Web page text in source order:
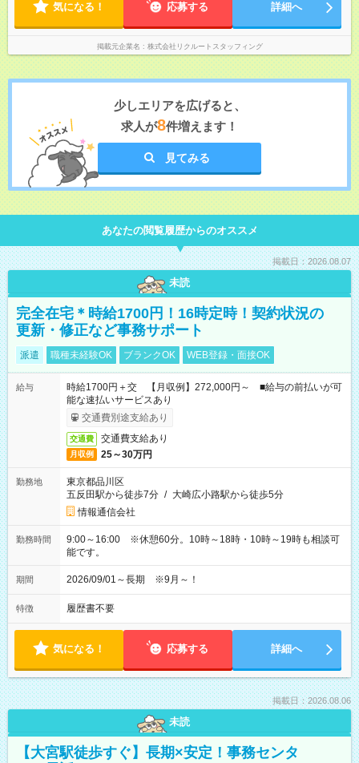
気になる！ 応募する 詳細へ
掲載元企業名 株式会社リクルートスタッフィング
少しエリアを広げると、
求人が8件増えます！
見てみる
あなたの閲覧履歴からのオススメ
掲載日：2026.08.07
未読
完全在宅＊時給1700円！16時定時！契約状況の
更新・修正など事務サポート
派遣 職種未経験OK ブランクOK WEB登録・面接OK
給与
時給1700円＋交 【月収例】272,000円～ ■給与の前払いが可
能な速払いサービスあり
交通費別途支給あり
交通費 交通費支給あり
月収例 25～30万円
勤務地
東京都品川区
五反田駅から徒歩7分 / 大崎広小路駅から徒歩5分
情報通信会社
勤務時間
9:00～16:00 ※休憩60分。10時～18時・10時～19時も相談可
能です。
期間 2026/09/01～長期 ※9月～！
特徴 履歴書不要
気になる！ 応募する 詳細へ
掲載日：2026.08.06
未読
【大宮駅徒歩すぐ】長期×安定！事務センタ